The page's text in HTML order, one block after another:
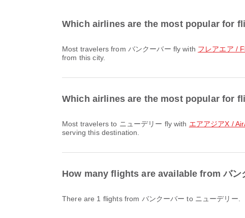
Which airlines are the most popular for
Most travelers from バンクーバー fly with フレアエア /
from this city.
Which airlines are the most popular for
Most travelers to ニューデリー fly with エアアジアX /
serving this destination.
How many flights are available from バン
There are 1 flights from バンクーバー to ニューデリー.